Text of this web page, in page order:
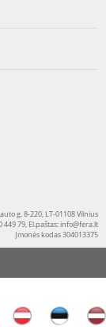
g. 8-220, LT-01108 Vilnius
449 79, El.paštas:info@fera.lt
Įmonės kodas 304013375